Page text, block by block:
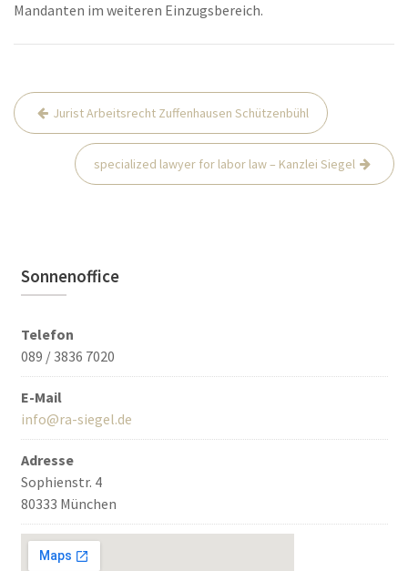
Mandanten im weiteren Einzugsbereich.
Beitrags-
Navigation
Jurist Arbeitsrecht Zuffenhausen Schützenbühl
specialized lawyer for labor law – Kanzlei Siegel
Sonnenoffice
Telefon
089 / 3836 7020
E-Mail
info@ra-siegel.de
Adresse
Sophienstr. 4
80333 München